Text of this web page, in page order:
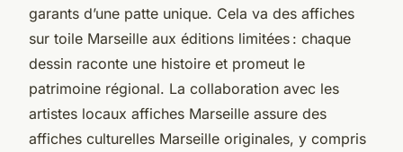
garants d’une patte unique. Cela va des affiches
sur toile Marseille aux éditions limitées : chaque
dessin raconte une histoire et promeut le
patrimoine régional. La collaboration avec les
artistes locaux affiches Marseille assure des
affiches culturelles Marseille originales, y compris